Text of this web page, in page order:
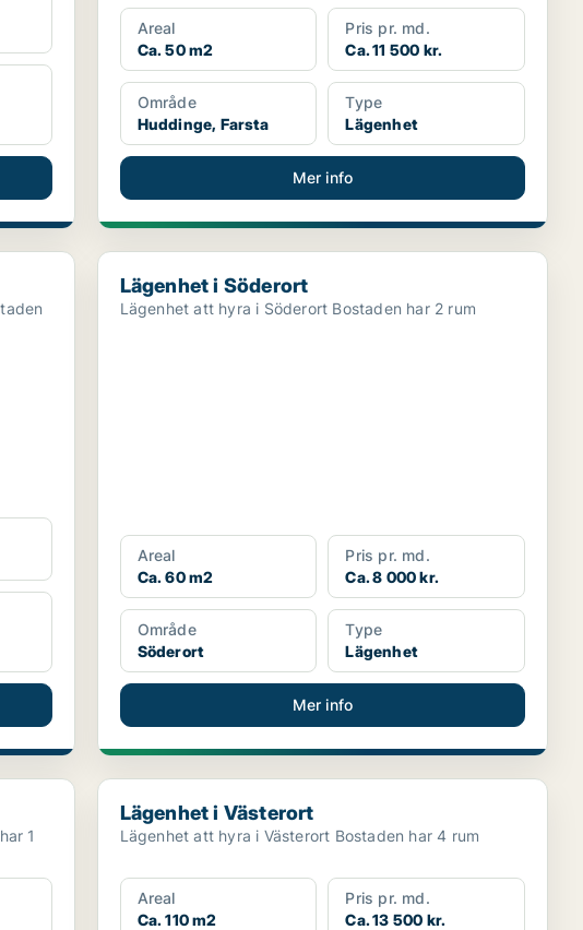
Areal
Ca. 50 m2
Pris pr. md.
Ca. 11 500 kr.
Område
Huddinge, Farsta
Type
Lägenhet
Mer info
Lägenhet i Söderort
Lägenhet i Söderort
Lägenhet att hyra i Söderort Bostaden har 2 rum
Areal
Ca. 60 m2
Pris pr. md.
Ca. 8 000 kr.
Område
Söderort
Type
Lägenhet
Mer info
Lägenhet i Västerort
Lägenhet i Västerort
Lägenhet att hyra i Västerort Bostaden har 4 rum
Areal
Ca. 110 m2
Pris pr. md.
Ca. 13 500 kr.